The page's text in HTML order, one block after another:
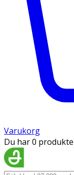
Varukorg
Du har 0